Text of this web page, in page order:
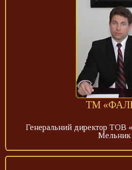
ТМ
Генеральний директор ТОВ
Мельник